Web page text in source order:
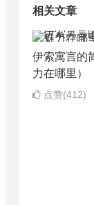
相关文章
伊索寓言的
力在哪里）
点赞(412)